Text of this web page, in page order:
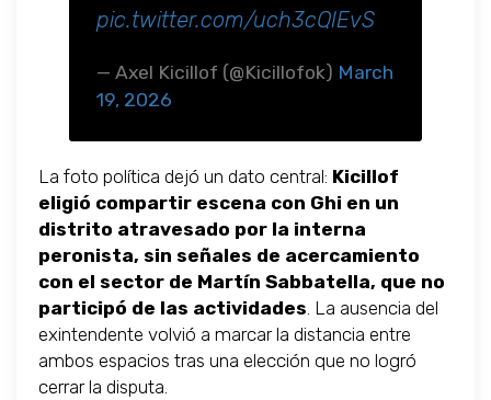
pic.twitter.com/uch3cQIEvS
— Axel Kicillof (@Kicillofok) March
19, 2026
La foto política dejó un dato central: Kicillof
eligió compartir escena con Ghi en un
distrito atravesado por la interna
peronista, sin señales de acercamiento
con el sector de Martín Sabbatella, que no
participó de las actividades. La ausencia del
exintendente volvió a marcar la distancia entre
ambos espacios tras una elección que no logró
cerrar la disputa.